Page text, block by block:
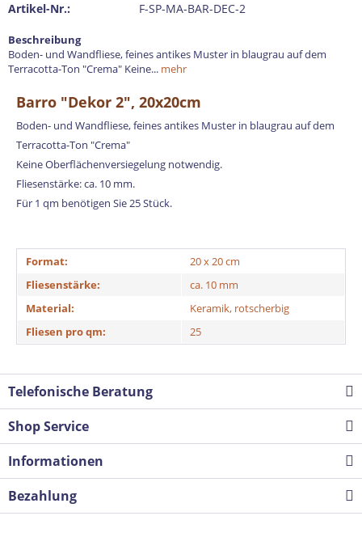
Artikel-Nr.: F-SP-MA-BAR-DEC-2
Beschreibung
Boden- und Wandfliese, feines antikes Muster in blaugrau auf dem
Terracotta-Ton "Crema" Keine... mehr
Barro "Dekor 2", 20x20cm
Boden- und Wandfliese, feines antikes Muster in blaugrau auf dem
Terracotta-Ton "Crema"
Keine Oberflächenversiegelung notwendig.
Fliesenstärke: ca. 10 mm.
Für 1 qm benötigen Sie 25 Stück.
Format:
20 x 20 cm
Fliesenstärke:
ca. 10 mm
Material:
Keramik, rotscherbig
Fliesen pro qm:
25
Telefonische Beratung
Shop Service
Informationen
Bezahlung